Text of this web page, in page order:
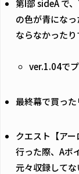
第I部 sideA で
の色が青にな
ならなかったり
ver.1.04で
最終幕で買っ
クエスト【ア
行った際、Aボ
元々収録してな